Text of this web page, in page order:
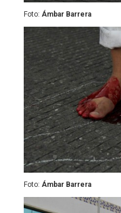
Foto: Ámbar Barrera
Foto: Ámbar Barrera